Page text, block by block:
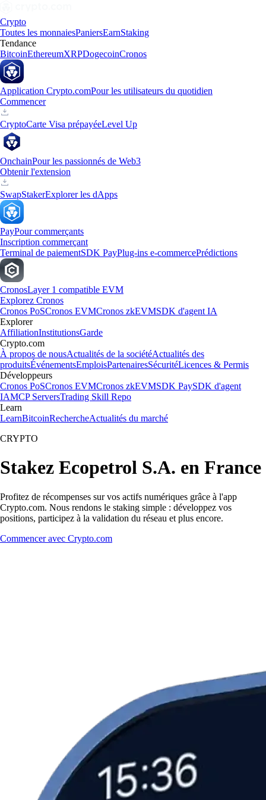
Crypto
Toutes les monnaiesPaniersEarnStaking
Tendance
BitcoinEthereumXRPDogecoinCronos
Application Crypto.comPour les utilisateurs du quotidien
Commencer
CryptoCarte Visa prépayéeLevel Up
OnchainPour les passionnés de Web3
Obtenir l'extension
SwapStakerExplorer les dApps
PayPour commerçants
Inscription commerçant
Terminal de paiementSDK PayPlug-ins e-commercePrédictions
CronosLayer 1 compatible EVM
Explorez Cronos
Cronos PoSCronos EVMCronos zkEVMSDK d'agent IA
Explorer
AffiliationInstitutionsGarde
Crypto.com
À propos de nousActualités de la sociétéActualités des
produitsÉvénementsEmploisPartenairesSécuritéLicences & Permis
Développeurs
Cronos PoSCronos EVMCronos zkEVMSDK PaySDK d'agent
IAMCP ServersTrading Skill Repo
Learn
LearnBitcoinRechercheActualités du marché
CRYPTO
Stakez Ecopetrol S.A. en France
Profitez de récompenses sur vos actifs numériques grâce à l'app
Crypto.com. Nous rendons le staking simple : développez vos
positions, participez à la validation du réseau et plus encore.
Commencer avec Crypto.com